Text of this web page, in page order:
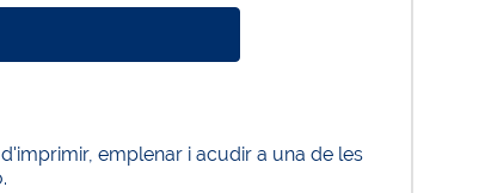
d'imprimir, emplenar i acudir a una de les